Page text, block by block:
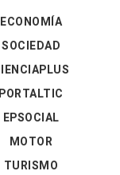
ECONOMÍA
SOCIEDAD
PORTALTIC
EPSOCIAL
MOTOR
TURISMO